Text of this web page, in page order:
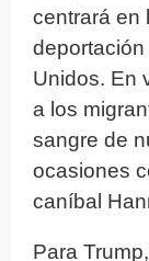
centrará en
Unidos. En
a los
sangre de
ocasiones
caníbal
Para